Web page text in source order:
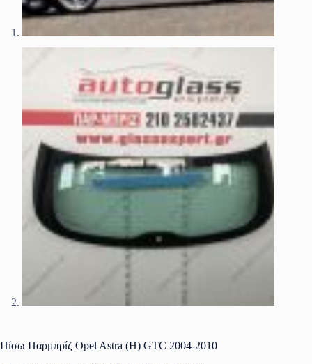
Πίσω Παρμπρίζ Opel Astra (H) GTC 2004-2010